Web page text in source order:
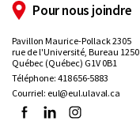
Pour nous joindre
Pavillon Maurice-Pollack 2305
rue de l'Université, Bureau 1250
Québec (Québec) G1V 0B1
Téléphone: 418 656-5883
Courriel: eul@eul.ulaval.ca
Facebook
LinkedInInstagram